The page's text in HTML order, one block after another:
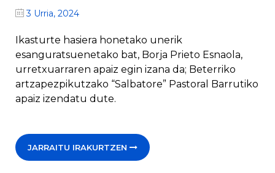
3 Urria, 2024
Ikasturte hasiera honetako unerik
esanguratsuenetako bat, Borja Prieto Esnaola,
urretxuarraren apaiz egin izana da; Beterriko
artzapezpikutzako “Salbatore” Pastoral Barrutiko
apaiz izendatu dute.
JARRAITU IRAKURTZEN